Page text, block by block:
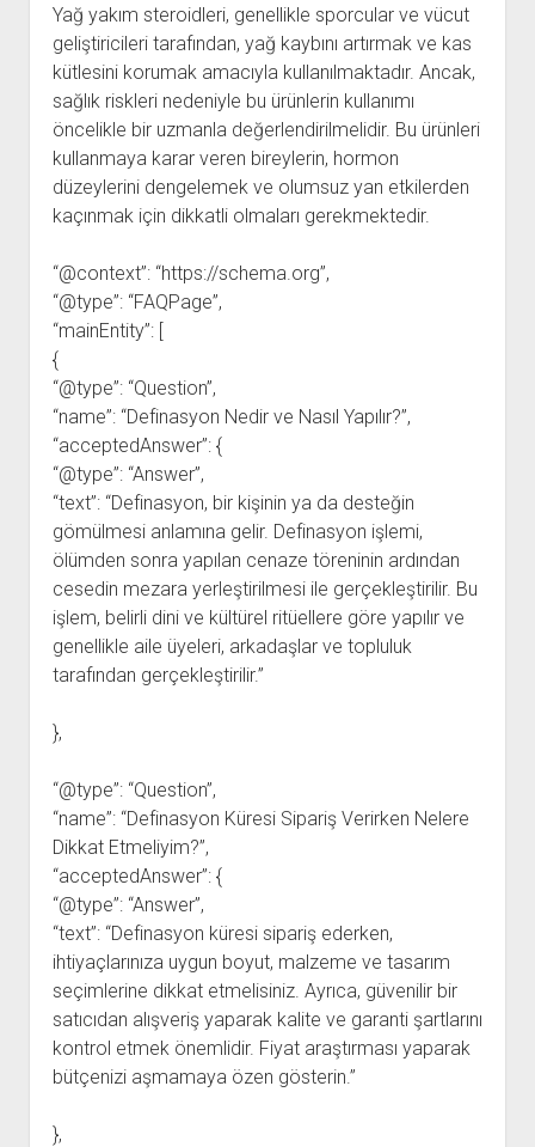
Yağ yakım steroidleri, genellikle sporcular ve vücut
geliştiricileri tarafından, yağ kaybını artırmak ve kas
kütlesini korumak amacıyla kullanılmaktadır. Ancak,
sağlık riskleri nedeniyle bu ürünlerin kullanımı
öncelikle bir uzmanla değerlendirilmelidir. Bu ürünleri
kullanmaya karar veren bireylerin, hormon
düzeylerini dengelemek ve olumsuz yan etkilerden
kaçınmak için dikkatli olmaları gerekmektedir.
“@context”: “https://schema.org”,
“@type”: “FAQPage”,
“mainEntity”: [
{
“@type”: “Question”,
“name”: “Definasyon Nedir ve Nasıl Yapılır?”,
“acceptedAnswer”: {
“@type”: “Answer”,
“text”: “Definasyon, bir kişinin ya da desteğin
gömülmesi anlamına gelir. Definasyon işlemi,
ölümden sonra yapılan cenaze töreninin ardından
cesedin mezara yerleştirilmesi ile gerçekleştirilir. Bu
işlem, belirli dini ve kültürel ritüellere göre yapılır ve
genellikle aile üyeleri, arkadaşlar ve topluluk
tarafından gerçekleştirilir.”
},
“@type”: “Question”,
“name”: “Definasyon Küresi Sipariş Verirken Nelere
Dikkat Etmeliyim?”,
“acceptedAnswer”: {
“@type”: “Answer”,
“text”: “Definasyon küresi sipariş ederken,
ihtiyaçlarınıza uygun boyut, malzeme ve tasarım
seçimlerine dikkat etmelisiniz. Ayrıca, güvenilir bir
satıcıdan alışveriş yaparak kalite ve garanti şartlarını
kontrol etmek önemlidir. Fiyat araştırması yaparak
bütçenizi aşmamaya özen gösterin.”
},